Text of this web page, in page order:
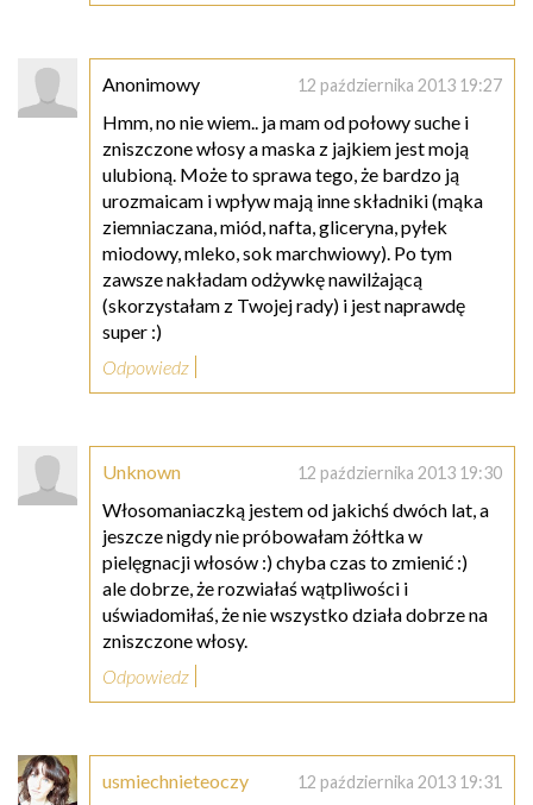
Anonimowy 12 października 2013 19:27
Hmm, no nie wiem.. ja mam od połowy suche i
zniszczone włosy a maska z jajkiem jest moją
ulubioną. Może to sprawa tego, że bardzo ją
urozmaicam i wpływ mają inne składniki (mąka
ziemniaczana, miód, nafta, gliceryna, pyłek
miodowy, mleko, sok marchwiowy). Po tym
zawsze nakładam odżywkę nawilżającą
(skorzystałam z Twojej rady) i jest naprawdę
super :)
Odpowiedz
Unknown 12 października 2013 19:30
Włosomaniaczką jestem od jakichś dwóch lat, a
jeszcze nigdy nie próbowałam żółtka w
pielęgnacji włosów :) chyba czas to zmienić :)
ale dobrze, że rozwiałaś wątpliwości i
uświadomiłaś, że nie wszystko działa dobrze na
zniszczone włosy.
Odpowiedz
usmiechnieteoczy 12 października 2013 19:31